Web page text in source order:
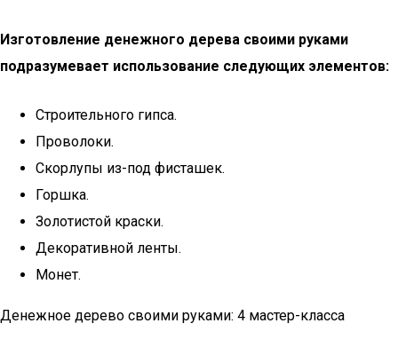
Изготовление денежного дерева своими руками
подразумевает использование следующих элементов:
Строительного гипса.
Проволоки.
Скорлупы из-под фисташек.
Горшка.
Золотистой краски.
Декоративной ленты.
Монет.
Денежное дерево своими руками: 4 мастер-класса